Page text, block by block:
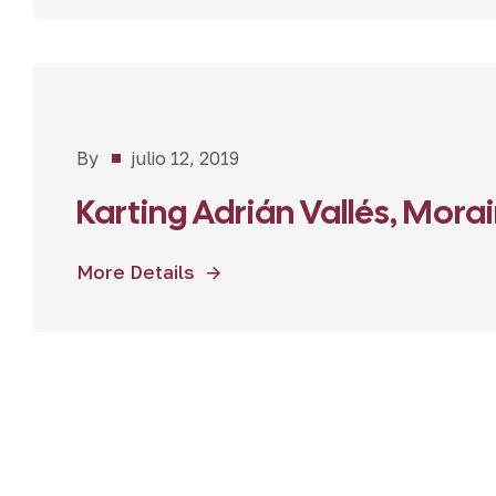
Restaurantes
By julio 12, 2019
Karting Adrián Vallés,
More Details